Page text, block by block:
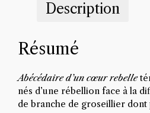
Description
Résumé
Abécédaire d’un cœur rebelle
nés d’une rébellion face à la
de branche de groseillier